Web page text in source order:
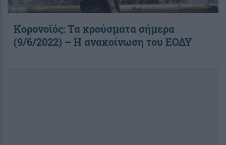
Κορονοϊός: Τα κρούσματα σήμερα
(9/6/2022) – Η ανακοίνωση του ΕΟΔΥ